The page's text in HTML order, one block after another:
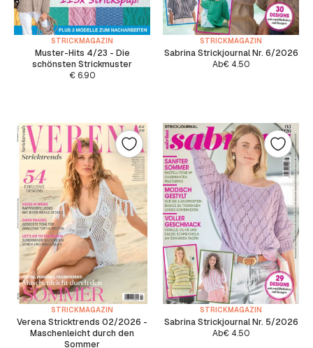
STRICKMAGAZIN
Muster-Hits 4/23 - Die
schönsten Strickmuster
€6.90
STRICKMAGAZIN
Sabrina Strickjournal Nr. 6/2026
Ab€4.50
STRICKMAGAZIN
Verena Stricktrends 02/2026 -
Maschenleicht durch den
Sommer
STRICKMAGAZIN
Sabrina Strickjournal Nr. 5/2026
Ab€4.50